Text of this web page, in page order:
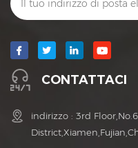
CONTATTACI
indirizzo : 3rd